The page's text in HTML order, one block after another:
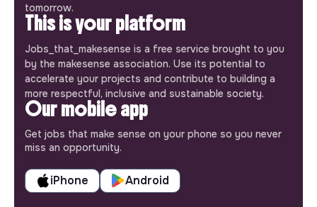
tomorrow.
This is your platform
Jobs_that_makesense is a free service brought to you
by the makesense association. Use its potential to
accelerate your projects and contribute to building a
more respectful, inclusive and sustainable society.
Our mobile app
Get jobs that make sense on your phone so you never
miss an opportunity.
iPhone Android